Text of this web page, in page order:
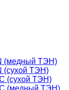
(медный ТЭН)
(сухой ТЭН)
(сухой ТЭН)